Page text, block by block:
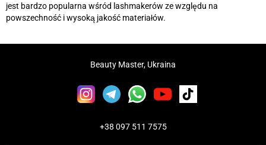
jest bardzo popularna wśród lashmakerów ze względu na
powszechność i wysoką jakość materiałów.
Beauty Master, Ukraina
+38 097 511 7575